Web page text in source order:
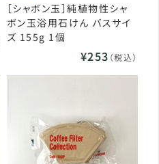
［シャボン玉］純植物性シャ
ボン玉浴用石けん バスサイ
ズ 155g 1個
¥253 （税込）